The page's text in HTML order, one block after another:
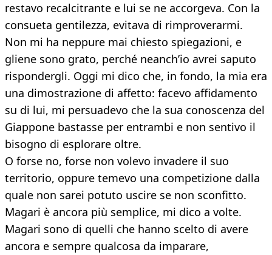
restavo recalcitrante e lui se ne accorgeva. Con la
consueta gentilezza, evitava di rimproverarmi.
Non mi ha neppure mai chiesto spiegazioni, e
gliene sono grato, perché neanch’io avrei saputo
rispondergli. Oggi mi dico che, in fondo, la mia era
una dimostrazione di affetto: facevo affidamento
su di lui, mi persuadevo che la sua conoscenza del
Giappone bastasse per entrambi e non sentivo il
bisogno di esplorare oltre.
O forse no, forse non volevo invadere il suo
territorio, oppure temevo una competizione dalla
quale non sarei potuto uscire se non sconfitto.
Magari è ancora più semplice, mi dico a volte.
Magari sono di quelli che hanno scelto di avere
ancora e sempre qualcosa da imparare,